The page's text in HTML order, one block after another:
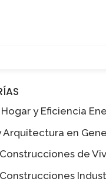
y Eficiencia
Arquitectura en
de